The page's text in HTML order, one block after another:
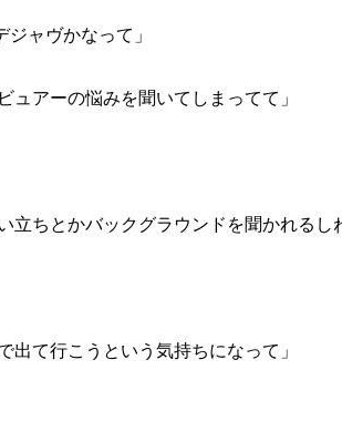
ャヴかなって」
アーの悩みを聞いてしまってて」
立ちとかバックグラウンドを聞かれるし
て行こうという気持ちになって」